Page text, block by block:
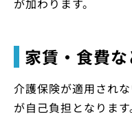
が加わります。
家賃・食費
介護保険が適用され
が自己負担となります